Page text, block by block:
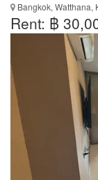
Bangkok, Watthana,
Rent: ฿